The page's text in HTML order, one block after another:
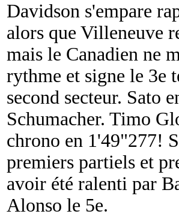
Davidson s'empare
alors que Villeneuve
mais le Canadien ne
rythme et signe le 3e
second secteur. Sato
Schumacher. Timo
chrono en 1'49"277!
premiers partiels et
avoir été ralenti par
Alonso le 5e.